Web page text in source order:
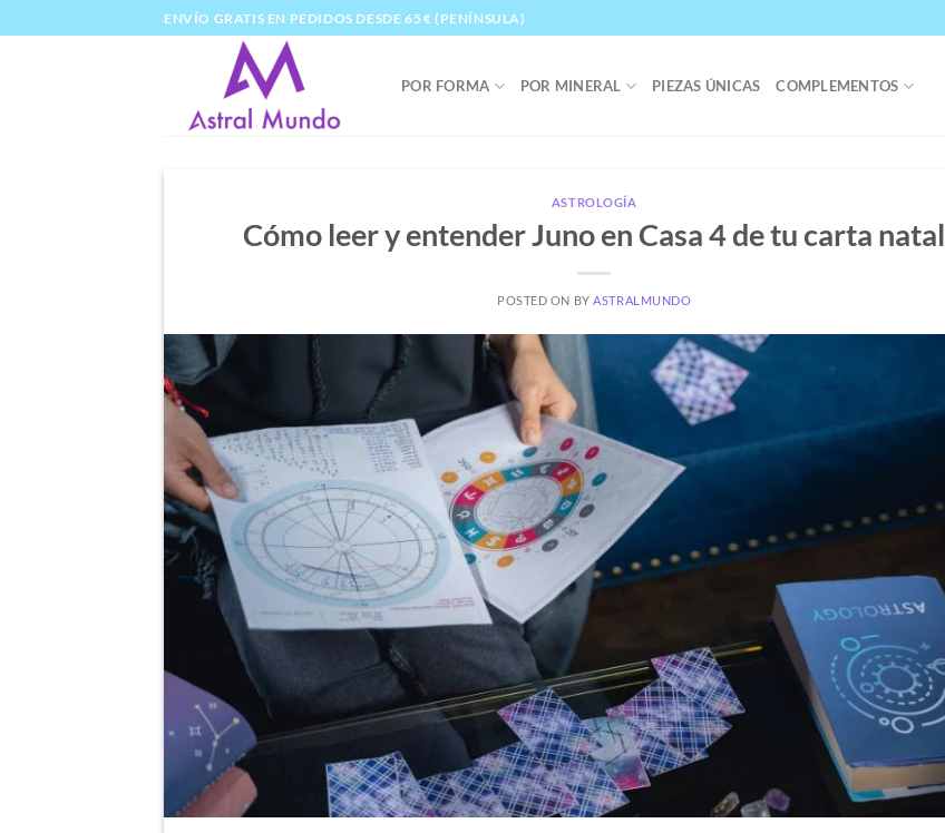
al
ENVÍO GRATIS EN PEDIDOS DESDE 65 € (PENÍNSULA)
POR FORMA POR MINERAL PIEZAS ÚNICAS COMPLEMENTOS
ASTROLOGÍA
Cómo leer y entender Juno en Casa 4 de tu carta natal
POSTED ON BY ASTRALMUNDO